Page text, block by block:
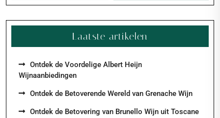
Laatste artikelen
Ontdek de Voordelige Albert Heijn
Wijnaanbiedingen
Ontdek de Betoverende Wereld van Grenache Wijn
Ontdek de Betovering van Brunello Wijn uit Toscane